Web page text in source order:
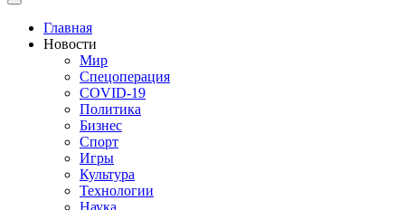
Toggle navigation
Главная
Новости
Мир
Спецоперация
COVID-19
Политика
Бизнес
Спорт
Игры
Культура
Технологии
Наука